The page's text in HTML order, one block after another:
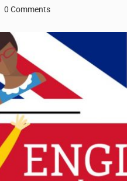
0 Comments